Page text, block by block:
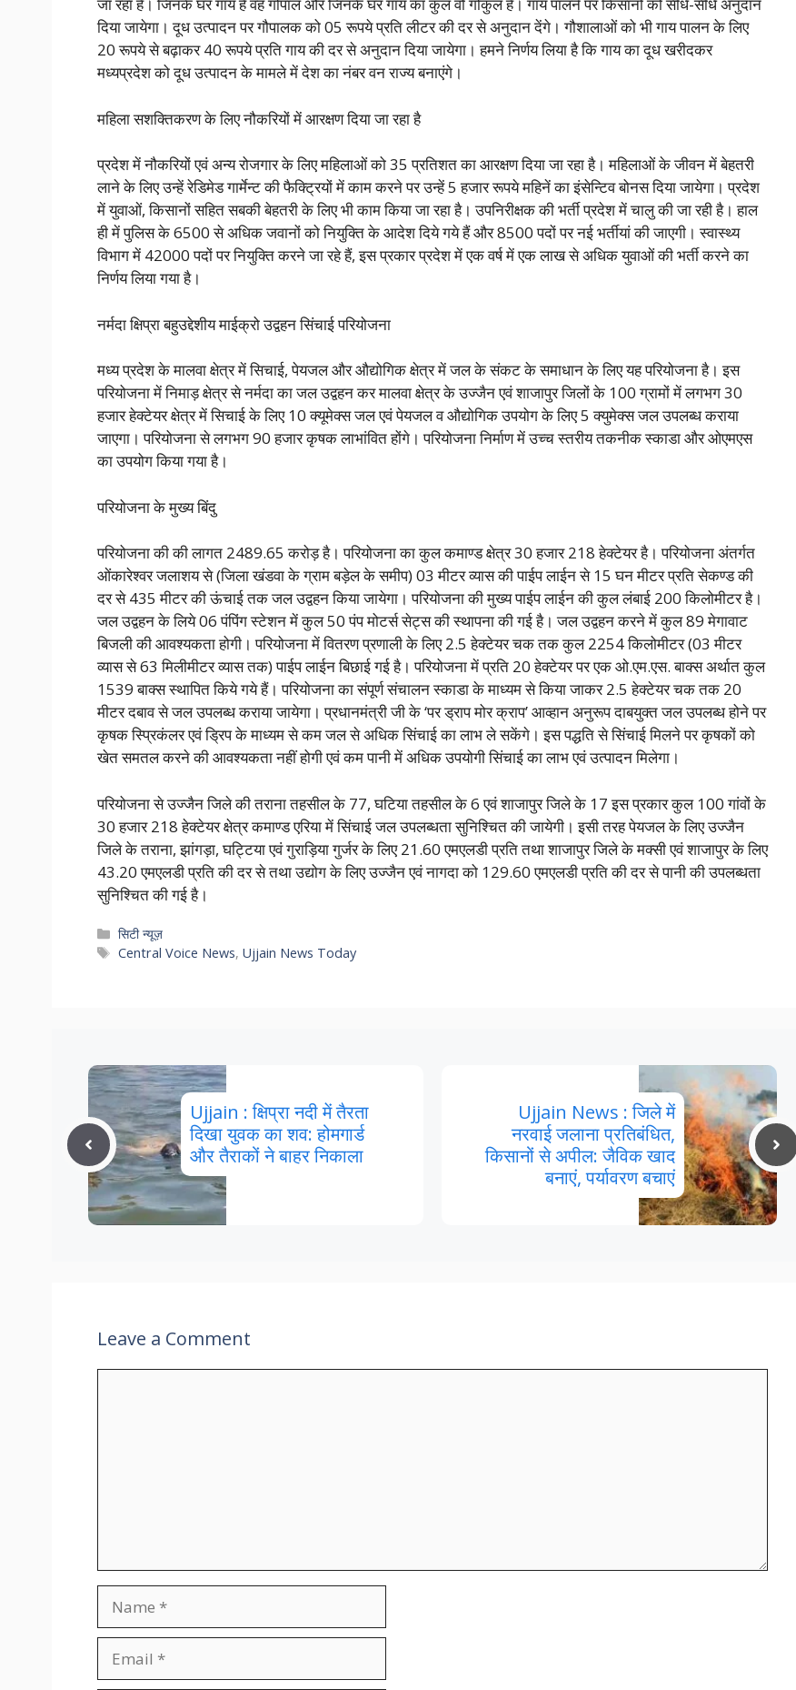
दिया जायेगा। दूध उत्पादन पर गौपालक को 05 रूपये प्रति लीटर की दर से अनुदान देंगे। गौशालाओं को भी गाय पालन के लिए
20 रूपये से बढ़ाकर 40 रूपये प्रति गाय की दर से अनुदान दिया जायेगा। हमने निर्णय लिया है कि गाय का दूध खरीदकर
मध्यप्रदेश को दूध उत्पादन के मामले में देश का नंबर वन राज्य बनाएंगे।
महिला सशक्तिकरण के लिए नौकर‍ियों में आरक्षण दिया जा रहा है
प्रदेश में नौकरियों एवं अन्य रोजगार के लिए महिलाओं को 35 प्रतिशत का आरक्षण दिया जा रहा है। महिलाओं के जीवन में बेहतरी
लाने के लिए उन्हें रेडिमेड गार्मेन्ट की फैक्ट्रियों में काम करने पर उन्हें 5 हजार रूपये महिनें का इंसेन्टिव बोनस दिया जायेगा। प्रदेश
में युवाओं, किसानों सहित सबकी बेहतरी के लिए भी काम किया जा रहा है। उपनिरीक्षक की भर्ती प्रदेश में चालु की जा रही है। हाल
ही में पुलिस के 6500 से अधिक जवानों को नियुक्ति के आदेश दिये गये हैं और 8500 पदों पर नई भर्तीयां की जाएगी। स्वास्थ्य
विभाग में 42000 पदों पर नियुक्ति करने जा रहे हैं, इस प्रकार प्रदेश में एक वर्ष में एक लाख से अधिक युवाओं की भर्ती करने का
निर्णय लिया गया है।
नर्मदा क्षिप्रा बहुउद्देशीय माईक्रो उद्वहन सिंचाई परियोजना
मध्य प्रदेश के मालवा क्षेत्र में सिचाई, पेयजल और औद्योगिक क्षेत्र में जल के संकट के समाधान के लिए यह परियोजना है। इस
परियोजना में निमाड़ क्षेत्र से नर्मदा का जल उद्वहन कर मालवा क्षेत्र के उज्जैन एवं शाजापुर जिलों के 100 ग्रामों में लगभग 30
हजार हेक्टेयर क्षेत्र में सिचाई के लिए 10 क्यूमेक्स जल एवं पेयजल व औद्योगिक उपयोग के लिए 5 क्युमेक्स जल उपलब्ध कराया
जाएगा। परियोजना से लगभग 90 हजार कृषक लाभांवित होंगे। परियोजना निर्माण में उच्च स्तरीय तकनीक स्काडा और ओएमएस
का उपयोग किया गया है।
परियोजना के मुख्य बिंदु
परियोजना की की लागत 2489.65 करोड़ है। परियोजना का कुल कमाण्ड क्षेत्र 30 हजार 218 हेक्टेयर है। परियोजना अंतर्गत
ओंकारेश्वर जलाशय से (जिला खंडवा के ग्राम बड़ेल के समीप) 03 मीटर व्यास की पाईप लाईन से 15 घन मीटर प्रति सेकण्ड की
दर से 435 मीटर की ऊंचाई तक जल उद्वहन किया जायेगा। परियोजना की मुख्य पाईप लाईन की कुल लंबाई 200 किलोमीटर है।
जल उद्वहन के लिये 06 पंपिंग स्टेशन में कुल 50 पंप मोटर्स सेट्स की स्थापना की गई है। जल उद्वहन करने में कुल 89 मेगावाट
बिजली की आवश्यकता होगी। परियोजना में वितरण प्रणाली के लिए 2.5 हेक्टेयर चक तक कुल 2254 किलोमीटर (03 मीटर
व्यास से 63 मिलीमीटर व्यास तक) पाईप लाईन बिछाई गई है। परियोजना में प्रति 20 हेक्टेयर पर एक ओ.एम.एस. बाक्स अर्थात कुल
1539 बाक्स स्थापित किये गये हैं। परियोजना का संपूर्ण संचालन स्काडा के माध्यम से किया जाकर 2.5 हेक्टेयर चक तक 20
मीटर दबाव से जल उपलब्ध कराया जायेगा। प्रधानमंत्री जी के ‘पर ड्राप मोर क्राप’ आव्हान अनुरूप दाबयुक्त जल उपलब्ध होने पर
कृषक स्प्रिकंलर एवं ड्रिप के माध्यम से कम जल से अधिक सिंचाई का लाभ ले सकेंगे। इस पद्धति से सिंचाई मिलने पर कृषकों को
खेत समतल करने की आवश्यकता नहीं होगी एवं कम पानी में अधिक उपयोगी सिंचाई का लाभ एवं उत्पादन मिलेगा।
परियोजना से उज्जैन जिले की तराना तहसील के 77, घटिया तहसील के 6 एवं शाजापुर जिले के 17 इस प्रकार कुल 100 गांवों के
30 हजार 218 हेक्टेयर क्षेत्र कमाण्ड एरिया में सिंचाई जल उपलब्धता सुनिश्चित की जायेगी। इसी तरह पेयजल के लिए उज्जैन
जिले के तराना, झांगड़ा, घट्टिया एवं गुराड़िया गुर्जर के लिए 21.60 एमएलडी प्रति तथा शाजापुर जिले के मक्सी एवं शाजापुर के लिए
43.20 एमएलडी प्रति की दर से तथा उद्योग के लिए उज्जैन एवं नागदा को 129.60 एमएलडी प्रति की दर से पानी की उपलब्धता
सुनिश्चित की गई है।
Categories
सिटी न्यूज़
Tags
Central Voice News,Ujjain News Today
Ujjain : क्षिप्रा नदी में तैरता
दिखा युवक का शव: होमगार्ड
और तैराकों ने बाहर निकाला
Ujjain News : जिले में
नरवाई जलाना प्रतिबंधित,
किसानों से अपील: जैविक खाद
बनाएं, पर्यावरण बचाएं
Leave a Comment